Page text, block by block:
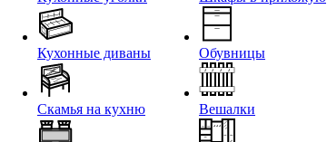
Кухонные диваны
Скамья на кухню
Обувницы
Вешалки